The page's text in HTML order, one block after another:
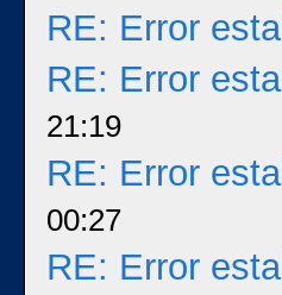
RE: Error
RE: Error
21:19
RE: Error
00:27
RE: Error